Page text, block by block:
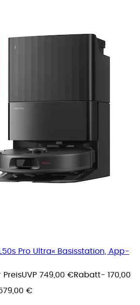
Pro Ultra« Basisstation, App-
PreisUVP 749,00 €Rabatt- 170,00
€